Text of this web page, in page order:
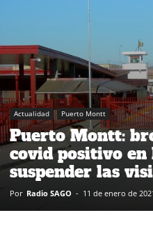
Actualidad Puerto Montt
Puerto Montt:
covid positivo
suspender las
Por Radio SAGO - 11 de enero de